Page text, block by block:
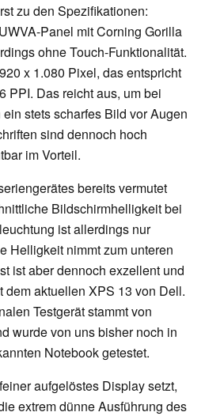
zu den Spezifikationen:
Panel mit Corning Gorilla
ohne Touch-Funktionalität.
x 1.080 Pixel, das entspricht
PPI. Das reicht aus, um bei
stets scharfes Bild vor Augen
sind dennoch hoch
im Vorteil.
bereits vermutet
Bildschirmhelligkeit bei
ist allerdings nur
Helligkeit nimmt zum unteren
ist aber dennoch exzellent und
dem aktuellen XPS 13 von Dell.
Testgerät stammt von
wurde von uns bisher noch in
Notebook getestet.
aufgelöstes Display setzt,
extrem dünne Ausführung des